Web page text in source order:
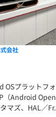
会社
プラットフ
（Android
マズ、HAL／